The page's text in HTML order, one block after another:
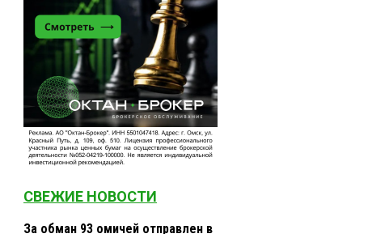
СВЕЖИЕ НОВОСТИ
За обман 93 омичей отправлен в